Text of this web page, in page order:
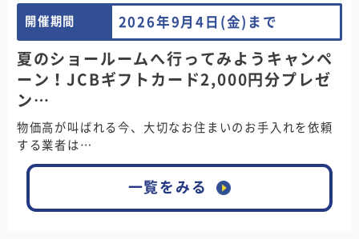
開催期間 2026年9月4日(金)まで
夏のショールームへ行ってみようキャンペ
ーン！JCBギフトカード2,000円分プレゼ
ン…
物価高が叫ばれる今、大切なお住まいのお手入れを依頼
する業者は…
一覧をみる